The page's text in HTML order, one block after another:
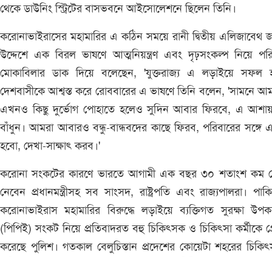
থেকে ডাউনিং স্ট্রিটের বাসভবনে আইসোলেশনে ছিলেন তিনি।
করোনাভাইরাসের মহামারির এ কঠিন সময়ে রানী দ্বিতীয় এলিজাবেথ
উদ্দেশে এক বিরল ভাষণে আত্মনিয়ন্ত্রণ এবং দৃঢ়সংকল্প নিয়ে
মোকাবিলার ডাক দিয়ে বলেছেন, 'যুক্তরাজ্য এ লড়াইয়ে সফল
দেশবাসীকে আশ্বস্ত করে রোববারের এ ভাষণে তিনি বলেন, 'সামনে
এখনও কিছু দুর্ভোগ পোহাতে হলেও সুদিন আবার ফিরবে, এ
বাঁধুন। আমরা আবারও বন্ধু-বান্ধবদের কাছে ফিরব, পরিবারের সঙ্গে
হবো, দেখা-সাক্ষাৎ করব।'
করোনা সংকটের কারণে ভারতে আগামী এক বছর ৩০ শতাংশ কম
নেবেন প্রধানমন্ত্রীসহ সব সাংসদ, রাষ্ট্রপতি এবং রাজ্যপালরা।
করোনাভাইরাস মহামারির বিরুদ্ধে লড়াইয়ে ব্যক্তিগত সুরক্ষা
(পিপিই) সংকট নিয়ে প্রতিবাদরত বহু চিকিৎসক ও চিকিৎসা কর্মীকে
করেছে পুলিশ। গতকাল বেলুচিস্তান প্রদেশের কোয়েটা শহরের